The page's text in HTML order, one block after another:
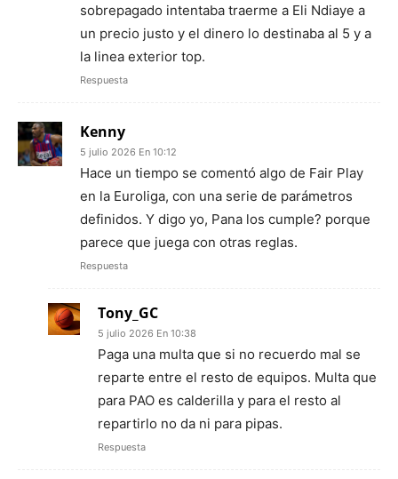
sobrepagado intentaba traerme a Eli Ndiaye a
un precio justo y el dinero lo destinaba al 5 y a
la linea exterior top.
Respuesta
Kenny
5 julio 2026 En 10:12
Hace un tiempo se comentó algo de Fair Play
en la Euroliga, con una serie de parámetros
definidos. Y digo yo, Pana los cumple? porque
parece que juega con otras reglas.
Respuesta
Tony_GC
5 julio 2026 En 10:38
Paga una multa que si no recuerdo mal se
reparte entre el resto de equipos. Multa que
para PAO es calderilla y para el resto al
repartirlo no da ni para pipas.
Respuesta